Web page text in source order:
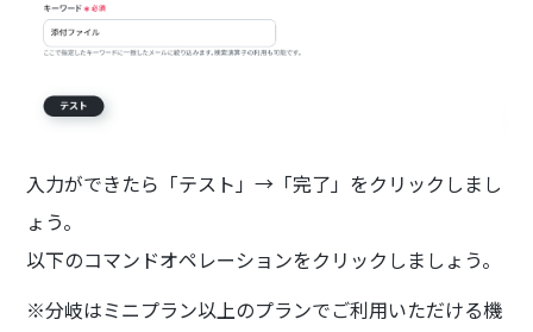
入力ができたら「テスト」→「完了」をクリックしまし
ょう。
以下のコマンドオペレーションをクリックしましょう。
※分岐はミニプラン以上のプランでご利用いただける機